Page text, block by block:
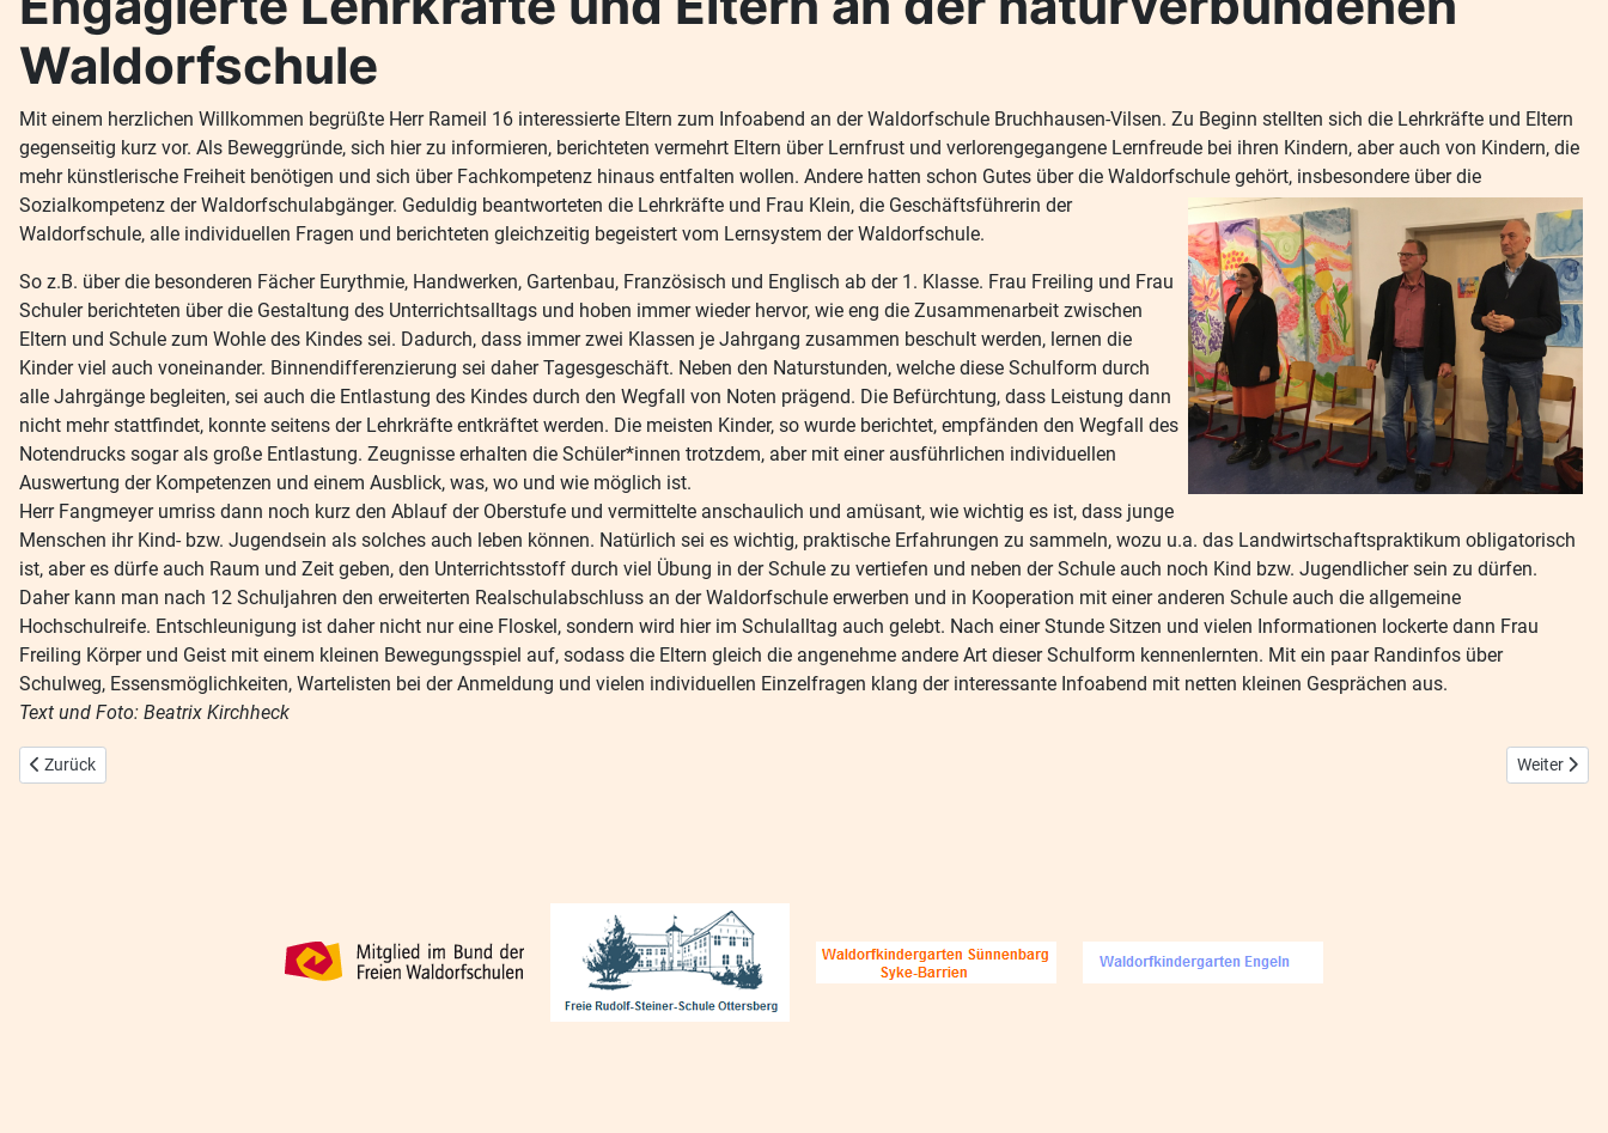
Waldorfschule
Mit einem herzlichen Willkommen begrüßte Herr Rameil 16 interessierte Eltern zum Infoabend an der Waldorfschule Bruchhausen-Vilsen. Zu Beginn stellten sich die Lehrkräfte und Eltern
gegenseitig kurz vor. Als Beweggründe, sich hier zu informieren, berichteten vermehrt Eltern über Lernfrust und verlorengegangene Lernfreude bei ihren Kindern, aber auch von Kindern, die
mehr künstlerische Freiheit benötigen und sich über Fachkompetenz hinaus entfalten wollen. Andere hatten schon Gutes über die Waldorfschule gehört, insbesondere über die
Sozialkompetenz der Waldorfschulabgänger. Geduldig beantworteten die Lehrkräfte und Frau Klein, die Geschäftsführerin der
Waldorfschule, alle individuellen Fragen und berichteten gleichzeitig begeistert vom Lernsystem der Waldorfschule.
So z.B. über die besonderen Fächer Eurythmie, Handwerken, Gartenbau, Französisch und Englisch ab der 1. Klasse. Frau Freiling und Frau
Schuler berichteten über die Gestaltung des Unterrichtsalltags und hoben immer wieder hervor, wie eng die Zusammenarbeit zwischen
Eltern und Schule zum Wohle des Kindes sei. Dadurch, dass immer zwei Klassen je Jahrgang zusammen beschult werden, lernen die
Kinder viel auch voneinander. Binnendifferenzierung sei daher Tagesgeschäft. Neben den Naturstunden, welche diese Schulform durch
alle Jahrgänge begleiten, sei auch die Entlastung des Kindes durch den Wegfall von Noten prägend. Die Befürchtung, dass Leistung dann
nicht mehr stattfindet, konnte seitens der Lehrkräfte entkräftet werden. Die meisten Kinder, so wurde berichtet, empfänden den Wegfall des
Notendrucks sogar als große Entlastung. Zeugnisse erhalten die Schüler*innen trotzdem, aber mit einer ausführlichen individuellen
Auswertung der Kompetenzen und einem Ausblick, was, wo und wie möglich ist.
Herr Fangmeyer umriss dann noch kurz den Ablauf der Oberstufe und vermittelte anschaulich und amüsant, wie wichtig es ist, dass junge
Menschen ihr Kind- bzw. Jugendsein als solches auch leben können. Natürlich sei es wichtig, praktische Erfahrungen zu sammeln, wozu u.a. das Landwirtschaftspraktikum obligatorisch
ist, aber es dürfe auch Raum und Zeit geben, den Unterrichtsstoff durch viel Übung in der Schule zu vertiefen und neben der Schule auch noch Kind bzw. Jugendlicher sein zu dürfen.
Daher kann man nach 12 Schuljahren den erweiterten Realschulabschluss an der Waldorfschule erwerben und in Kooperation mit einer anderen Schule auch die allgemeine
Hochschulreife. Entschleunigung ist daher nicht nur eine Floskel, sondern wird hier im Schulalltag auch gelebt. Nach einer Stunde Sitzen und vielen Informationen lockerte dann Frau
Freiling Körper und Geist mit einem kleinen Bewegungsspiel auf, sodass die Eltern gleich die angenehme andere Art dieser Schulform kennenlernten. Mit ein paar Randinfos über
Schulweg, Essensmöglichkeiten, Wartelisten bei der Anmeldung und vielen individuellen Einzelfragen klang der interessante Infoabend mit netten kleinen Gesprächen aus.
Text und Foto: Beatrix Kirchheck
Vorheriger Beitrag: Elternschule in der Freien Waldorfschule
Zurück Nächster
Weiter